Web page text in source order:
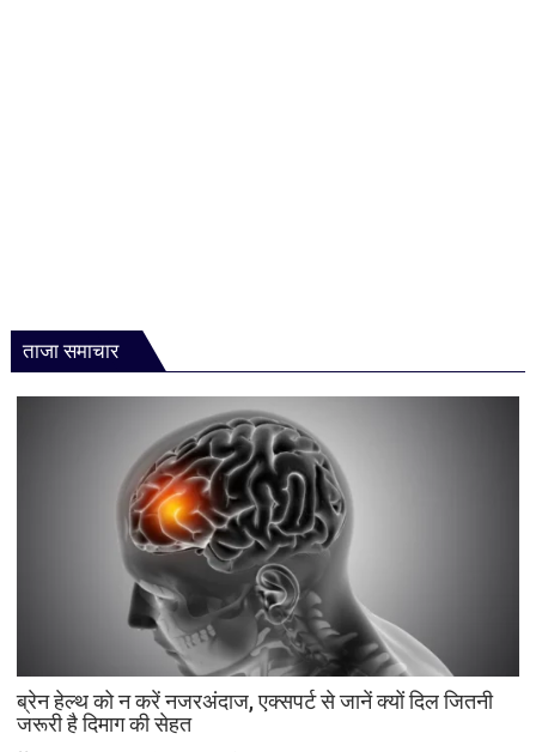
ताजा समाचार
ब्रेन हेल्थ को न करें नजरअंदाज, एक्सपर्ट से जानें क्यों दिल जितनी
जरूरी है दिमाग की सेहत